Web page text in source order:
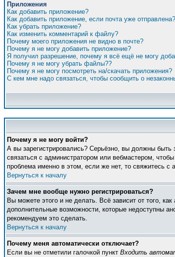
Приложения
Как добавить приложение?
Как добавить приложение, если почта уже отправлена?
Как убрать приложение?
Как изменить комментарий к файлу?
Почему моего приложения не видно в почте?
Почему я не могу добавить приложение?
Я получил разрешение, почему я всё ещё не могу
Почему я не могу убрать файлы??
Почему я не могу посмотреть на/скачать приложения?
С кем мне надо связаться, чтобы сообщить о
Почему я не могу войти?
А вы зарегистрировались? Серьёзно, вы должны
связаться с администратором или вебмастером,
проблема именно в этом, если же нет, то свяжитесь
Вернуться к началу
Зачем мне вообще нужно регистрироваться?
Вы можете этого и не делать. Всё зависит от того,
дополнительные возможности, которые недоступны
рекомендуем это сделать.
Вернуться к началу
Почему меня автоматически отключает?
Если вы не отметили галочкой пункт Входить